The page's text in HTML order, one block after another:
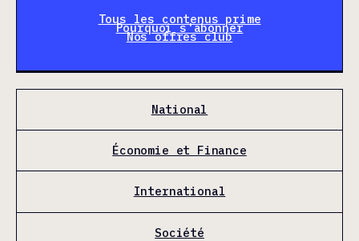
Tous les contenus prime
Pourquoi s'abonner
Nos offres club
National
Économie et Finance
International
Société